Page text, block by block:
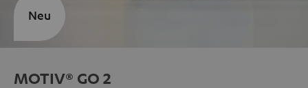
MOTIV® GO 2
Neu